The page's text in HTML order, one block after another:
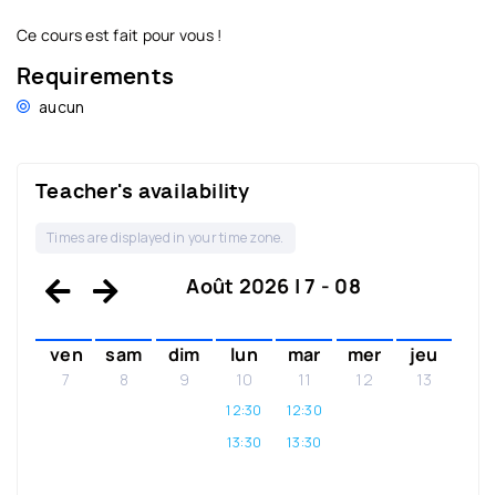
Ce cours est fait pour vous !
Requirements
aucun
Teacher's availability
Times are displayed in your time zone.
Août 2026 | 7 - 08
ven
7
sam
8
dim
9
lun
10
mar
11
mer
12
jeu
13
12:30
13:30
12:30
13:30